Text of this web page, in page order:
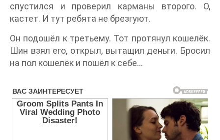
спустился и проверил карманы второго. О,
кастет. И тут ребята не брезгуют.
Он подошёл к третьему. Тот протянул кошелёк.
Шин взял его, открыл, вытащил деньги. Бросил
на пол кошелёк и пошёл к себе…